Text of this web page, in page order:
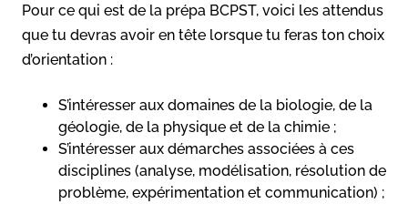
Pour ce qui est de la prépa BCPST, voici les attendus
que tu devras avoir en tête lorsque tu feras ton choix
d’orientation :
S’intéresser aux domaines de la biologie, de la
géologie, de la physique et de la chimie ;
S’intéresser aux démarches associées à ces
disciplines (analyse, modélisation, résolution de
problème, expérimentation et communication) ;